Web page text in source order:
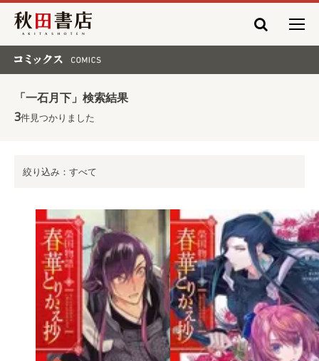
秋田書店
「一石月下」検索結果
3件見つかりました
絞り込み：すべて